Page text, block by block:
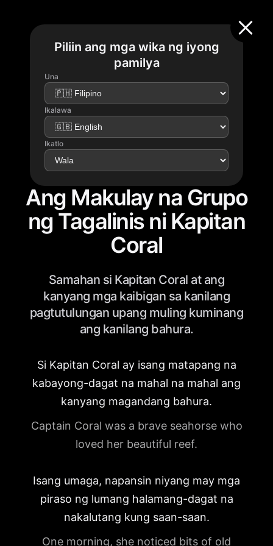
Piliin ang mga wika ng iyong
pamilya
Una
Ikalawa
Ikatlo
Ang Makulay na Grupo
ng Tagalinis ni Kapitan
Coral
Samahan si Kapitan Coral at ang
kanyang mga kaibigan sa kanilang
pagtutulungan upang muling kuminang
ang kanilang bahura.
Si Kapitan Coral ay isang matapang na
kabayong-dagat na mahal na mahal ang
kanyang magandang bahura.
Captain Coral was a brave seahorse who
loved her beautiful reef.
Isang umaga, napansin niyang may mga
piraso ng lumang halamang-dagat na
nakalutang kung saan-saan.
One morning, she noticed bits of old